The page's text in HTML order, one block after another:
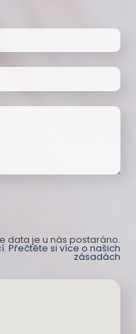
data je u nás postaráno.
Přečtěte si více o našich
zásadách